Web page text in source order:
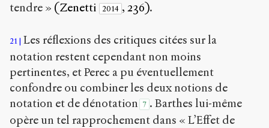
tendre » (Zenetti 2014 , 236).
21 Les réflexions des critiques citées sur la
notation restent cependant non moins
pertinentes, et Perec a pu éventuellement
confondre ou combiner les deux notions de
notation et de dénotation 7 . Barthes lui-même
opère un tel rapprochement dans « L’Effet de